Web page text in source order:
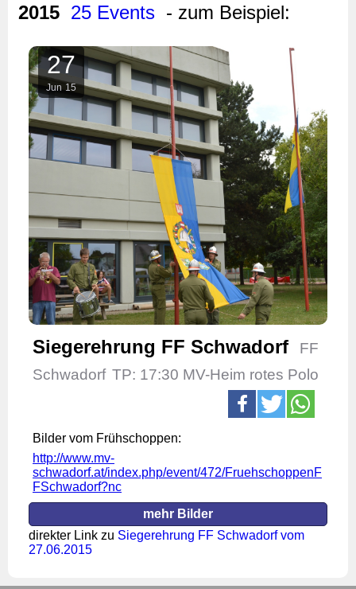
2015 25 Events - zum Beispiel:
27
Jun 15
Siegerehrung FF Schwadorf
FF
Schwadorf TP: 17:30 MV-Heim rotes Polo
Bilder vom Frühschoppen:
http://www.mv-
schwadorf.at/index.php/event/472/FruehschoppenF
FSchwadorf?nc
mehr Bilder
direkter Link zu Siegerehrung FF Schwadorf vom
27.06.2015